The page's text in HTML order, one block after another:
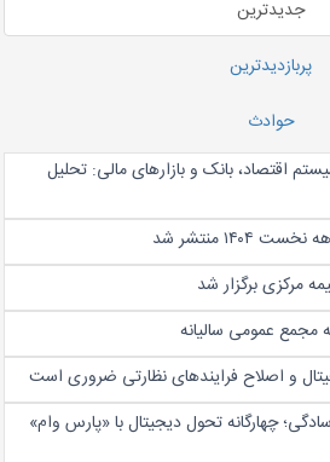
جدیدترین
پربازدیدترین
حوادث
اقتصاد، بانک و بازارهای مالی: تحلیل
منتشر شد
مرکزی برگزار شد
عمومی سالیانه
و اصلاح فرایندهای نظارتی ضروری است
چهار‌گانه تحول دیجیتال با «پارس وام»